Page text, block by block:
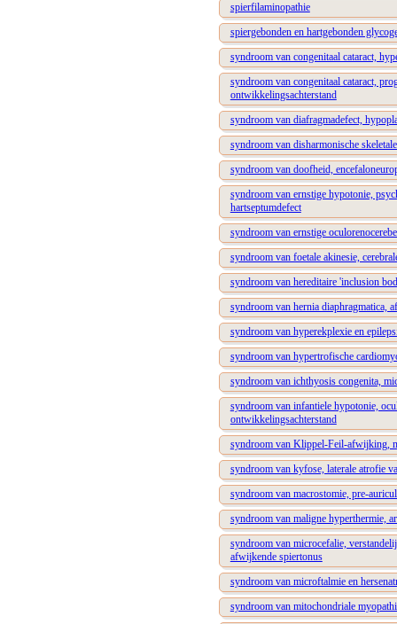
spierfilaminopathie
spiergebonden en hartgebonden
syndroom van congenitaal cataract,
syndroom van congenitaal cataract,
ontwikkelingsachterstand
syndroom van diafragmadefect,
syndroom van disharmonische
syndroom van doofheid,
syndroom van ernstige hypotonie,
hartseptumdefect
syndroom van ernstige
syndroom van foetale akinesie,
syndroom van hereditaire 'inclusion
syndroom van hernia diaphragmatica,
syndroom van hyperekplexie en
syndroom van hypertrofische
syndroom van ichthyosis congenita,
syndroom van infantiele hypotonie,
ontwikkelingsachterstand
syndroom van Klippel-Feil-afwijking,
syndroom van kyfose, laterale atrofie
syndroom van macrostomie, pre-
syndroom van maligne hyperthermie,
syndroom van microcefalie,
afwijkende spiertonus
syndroom van microftalmie en
syndroom van mitochondriale